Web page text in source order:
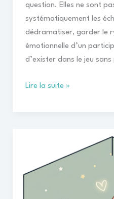
question. Elles ne sont
systématiquement les
dédramatiser, garder le
émotionnelle d’un
d’exister dans le jeu sans
Lire la suite »